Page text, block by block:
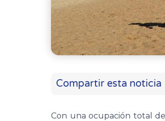
Compartir esta noticia
Con una ocupación total